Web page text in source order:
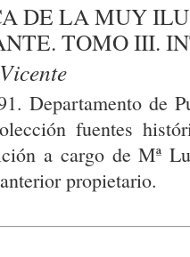
DE LA MUY
TOMO III.
Departamento de
fuentes
a cargo de Mª
propietario.